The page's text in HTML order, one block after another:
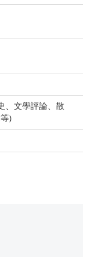
、文學評論、散
)